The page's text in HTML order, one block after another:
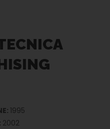
1995
2002